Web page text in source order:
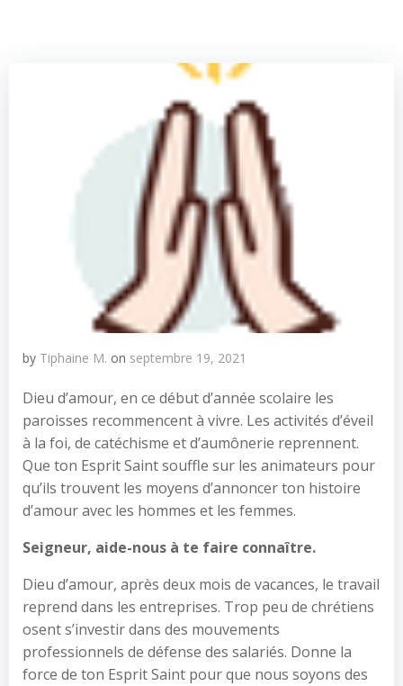
by Tiphaine M. on septembre 19, 2021
Dieu d’amour, en ce début d’année scolaire les
paroisses recommencent à vivre. Les activités d’éveil
à la foi, de catéchisme et d’aumônerie reprennent.
Que ton Esprit Saint souffle sur les animateurs pour
qu’ils trouvent les moyens d’annoncer ton histoire
d’amour avec les hommes et les femmes.
Seigneur, aide-nous à te faire connaître.
Dieu d’amour, après deux mois de vacances, le travail
reprend dans les entreprises. Trop peu de chrétiens
osent s’investir dans des mouvements
professionnels de défense des salariés. Donne la
force de ton Esprit Saint pour que nous soyons des